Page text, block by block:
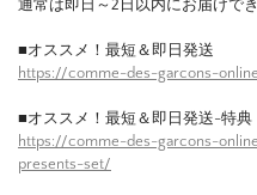
通常は即日～2日以内にお届けで
■オススメ！最短＆即日発送
https://comme-des-garcons-
■オススメ！最短＆即日発送-特
https://comme-des-garcons-
presents-set/